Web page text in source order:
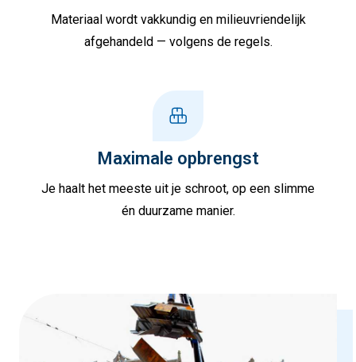
Materiaal wordt vakkundig en milieuvriendelijk
afgehandeld — volgens de regels.
Maximale opbrengst
Je haalt het meeste uit je schroot, op een slimme
én duurzame manier.